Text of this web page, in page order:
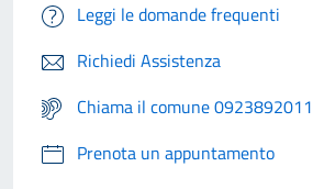
Leggi le domande frequenti
Richiedi Assistenza
Chiama il comune 0923892011
Prenota un appuntamento